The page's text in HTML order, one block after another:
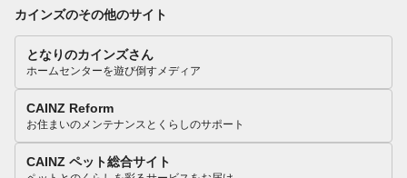
カインズのその他のサイト
となりのカインズさん
ホームセンターを遊び倒すメディア
CAINZ Reform
お住まいのメンテナンスとくらしのサポート
CAINZ ペット総合サイト